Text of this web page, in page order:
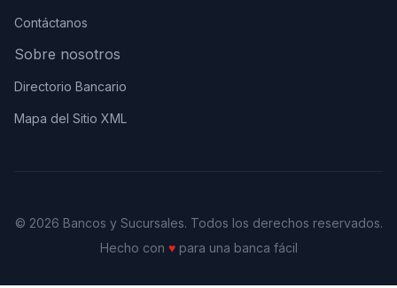
Contáctanos
Sobre nosotros
Directorio Bancario
Mapa del Sitio XML
© 2026 Bancos y Sucursales. Todos los derechos reservados.
Hecho con ♥para una banca fácil